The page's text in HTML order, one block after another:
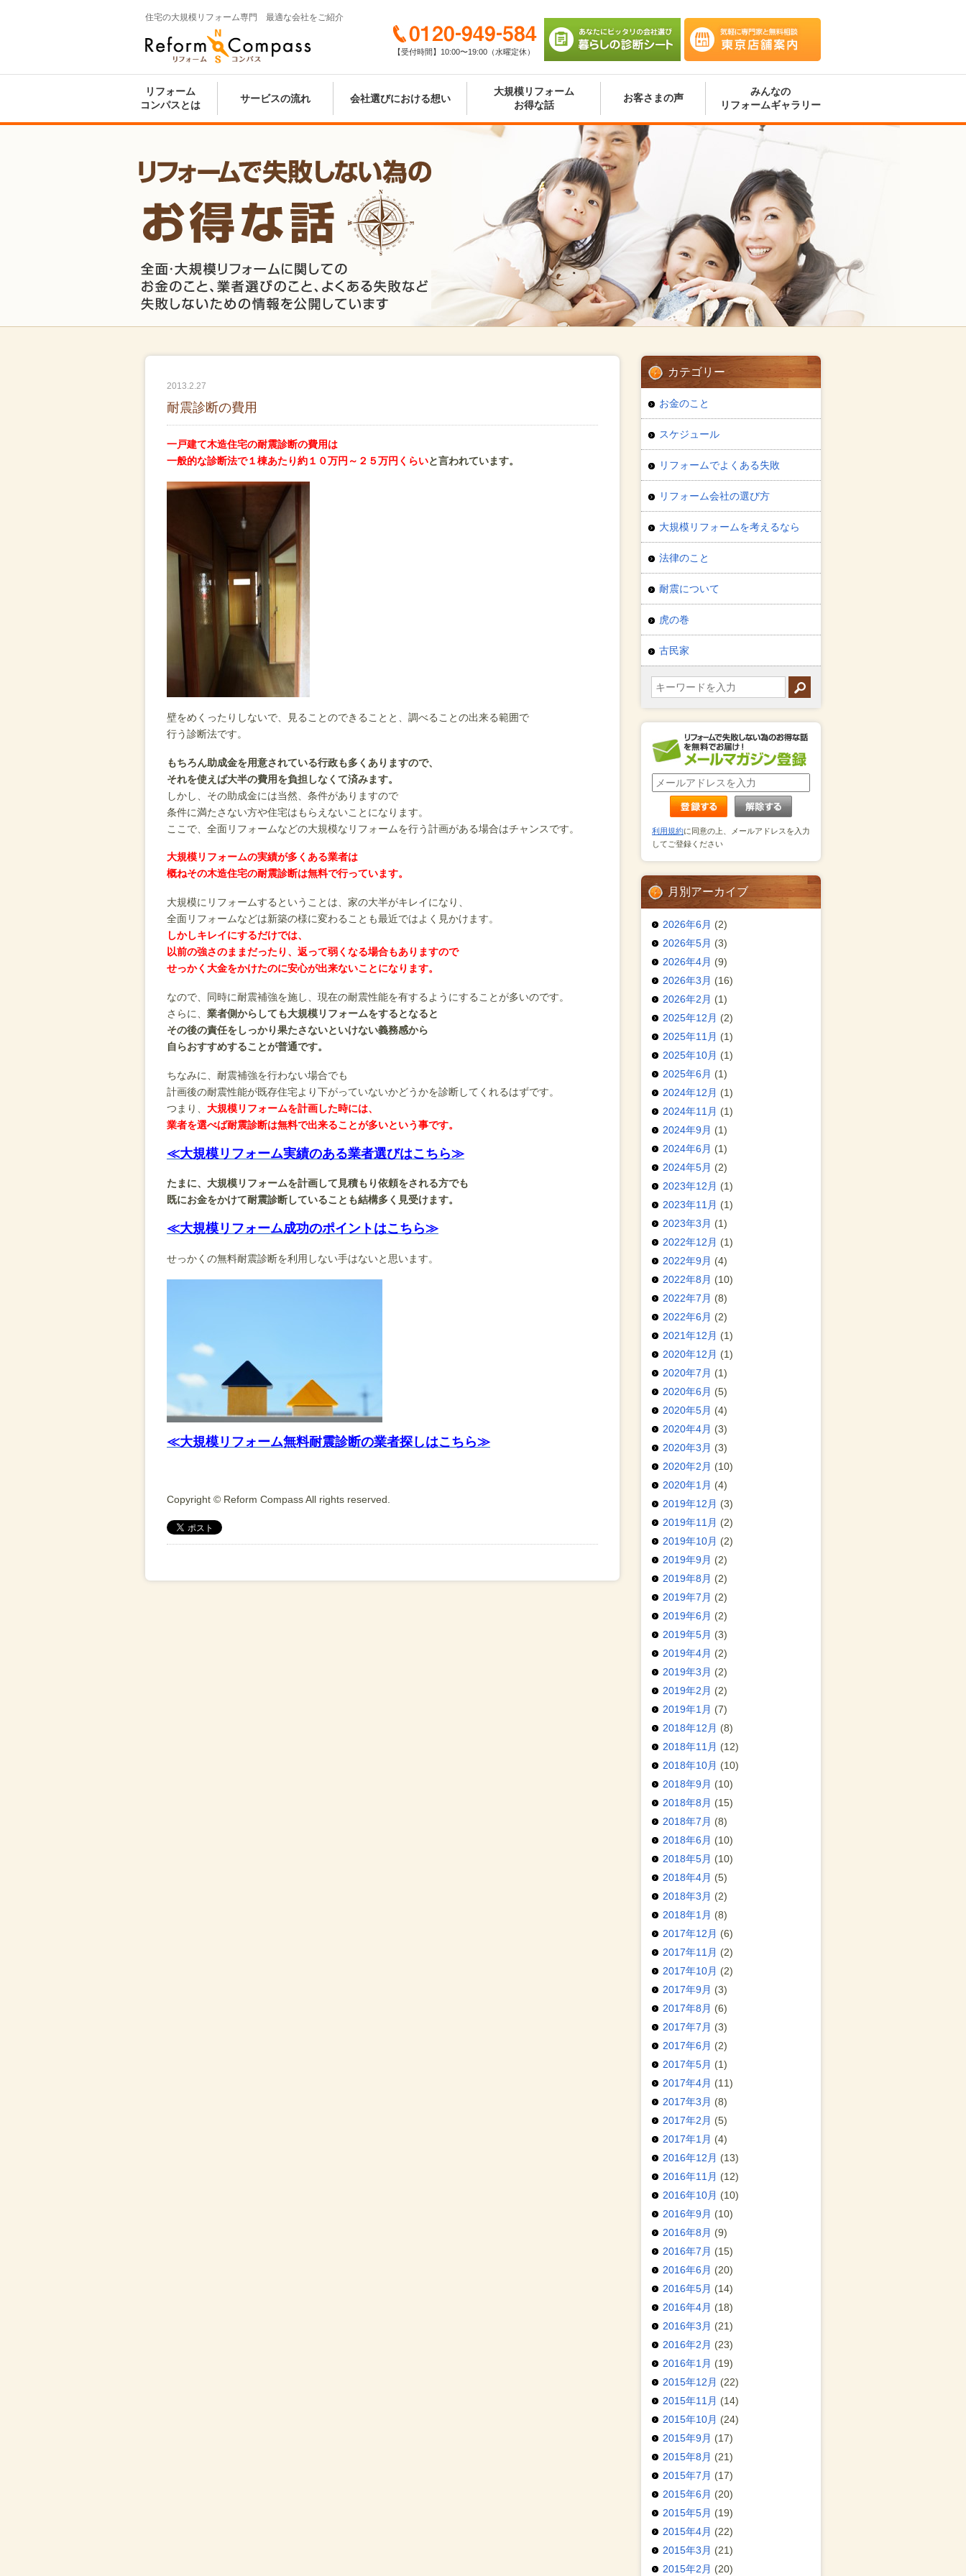
住宅の大規模リフォーム専門 最適な会社をご紹介
ス
店舗案内
び 暮らしの診断シート
0120-949-584
【受付時間】10:00〜19:00（水曜定休）
リフォーム
コンパスとは
サービスの流れ 会社選びにおける想い
大規模リフォーム
お得な話
お客さまの声
みんなの
リフォームギャラリー
2013.2.27
耐震診断の費用
一戸建て木造住宅の耐震診断の費用は
一般的な診断法で１棟あたり約１０万円～２５万円くらいと言われています。
壁をめくったりしないで、見ることのできることと、調べることの出来る範囲で
行う診断法です。
もちろん助成金を用意されている行政も多くありますので、
それを使えば大半の費用を負担しなくて済みます。
しかし、その助成金には当然、条件がありますので
条件に満たさない方や住宅はもらえないことになります。
ここで、全面リフォームなどの大規模なリフォームを行う計画がある場合はチャンスです。
大規模リフォームの実績が多くある業者は
概ねその木造住宅の耐震診断は無料で行っています。
大規模にリフォームするということは、家の大半がキレイになり、
全面リフォームなどは新築の様に変わることも最近ではよく見かけます。
しかしキレイにするだけでは、
以前の強さのままだったり、返って弱くなる場合もありますので
せっかく大金をかけたのに安心が出来ないことになります。
なので、同時に耐震補強を施し、現在の耐震性能を有するようにすることが多いのです。
さらに、 業者側からしても大規模リフォームをするとなると
その後の責任をしっかり果たさないといけない義務感から
自らおすすめすることが普通です。
ちなみに、耐震補強を行わない場合でも
計画後の耐震性能が既存住宅より下がっていないかどうかを診断してくれるはずです。
つまり、 大規模リフォームを計画した時には、
業者を選べば耐震診断は無料で出来ることが多いという事です。
≪大規模リフォーム実績のある業者選びはこちら≫
たまに、大規模リフォームを計画して見積もり依頼をされる方でも
既にお金をかけて耐震診断していることも結構多く見受けます。
≪大規模リフォーム成功のポイントはこちら≫
せっかくの無料耐震診断を利用しない手はないと思います。
≪大規模リフォーム無料耐震診断の業者探しはこちら≫
Copyright © Reform Compass All rights reserved.
カテゴリー
お金のこと
スケジュール
リフォームでよくある失敗
リフォーム会社の選び方
大規模リフォームを考えるなら
法律のこと
耐震について
虎の巻
古民家
利用規約に同意の上、メールアドレスを入力
してご登録ください
月別アーカイブ
2026年6月 (2)
2026年5月 (3)
2026年4月 (9)
2026年3月 (16)
2026年2月 (1)
2025年12月 (2)
2025年11月 (1)
2025年10月 (1)
2025年6月 (1)
2024年12月 (1)
2024年11月 (1)
2024年9月 (1)
2024年6月 (1)
2024年5月 (2)
2023年12月 (1)
2023年11月 (1)
2023年3月 (1)
2022年12月 (1)
2022年9月 (4)
2022年8月 (10)
2022年7月 (8)
2022年6月 (2)
2021年12月 (1)
2020年12月 (1)
2020年7月 (1)
2020年6月 (5)
2020年5月 (4)
2020年4月 (3)
2020年3月 (3)
2020年2月 (10)
2020年1月 (4)
2019年12月 (3)
2019年11月 (2)
2019年10月 (2)
2019年9月 (2)
2019年8月 (2)
2019年7月 (2)
2019年6月 (2)
2019年5月 (3)
2019年4月 (2)
2019年3月 (2)
2019年2月 (2)
2019年1月 (7)
2018年12月 (8)
2018年11月 (12)
2018年10月 (10)
2018年9月 (10)
2018年8月 (15)
2018年7月 (8)
2018年6月 (10)
2018年5月 (10)
2018年4月 (5)
2018年3月 (2)
2018年1月 (8)
2017年12月 (6)
2017年11月 (2)
2017年10月 (2)
2017年9月 (3)
2017年8月 (6)
2017年7月 (3)
2017年6月 (2)
2017年5月 (1)
2017年4月 (11)
2017年3月 (8)
2017年2月 (5)
2017年1月 (4)
2016年12月 (13)
2016年11月 (12)
2016年10月 (10)
2016年9月 (10)
2016年8月 (9)
2016年7月 (15)
2016年6月 (20)
2016年5月 (14)
2016年4月 (18)
2016年3月 (21)
2016年2月 (23)
2016年1月 (19)
2015年12月 (22)
2015年11月 (14)
2015年10月 (24)
2015年9月 (17)
2015年8月 (21)
2015年7月 (17)
2015年6月 (20)
2015年5月 (19)
2015年4月 (22)
2015年3月 (21)
2015年2月 (20)